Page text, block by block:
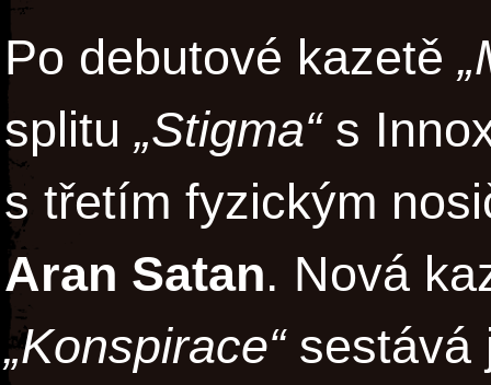
Po debutové kazetě
splitu „Stigma“s
s třetím fyzickým
Aran Satan. Nová
„Konspirace“sestává